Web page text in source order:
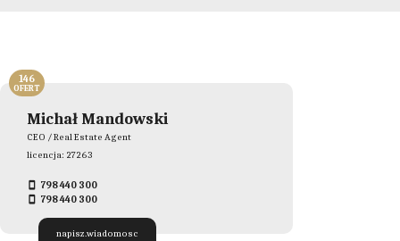
Michał Mandowski
CEO / Real Estate Agent
licencja: 27263
798 440 300
798 440 300
napisz.wiadomosc
146
OFERT